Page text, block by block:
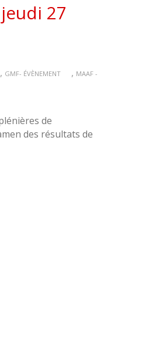
27
, GMF- ÉVÈNEMENT , MAAF -
de
des résultats de